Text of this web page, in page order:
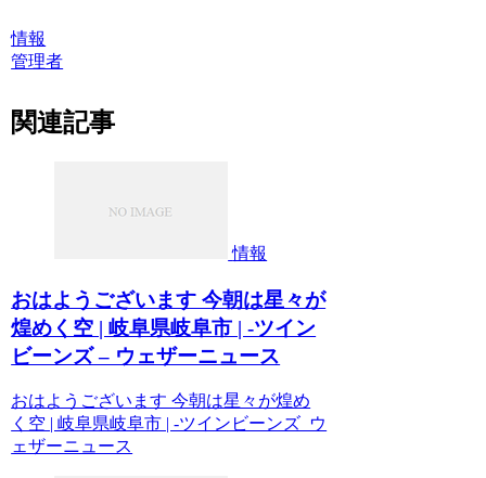
情報
管理者
関連記事
情報
おはようございます 今朝は星々が
煌めく空 | 岐阜県岐阜市 | -ツイン
ビーンズ – ウェザーニュース
おはようございます 今朝は星々が煌め
く空 | 岐阜県岐阜市 | -ツインビーンズ ウ
ェザーニュース